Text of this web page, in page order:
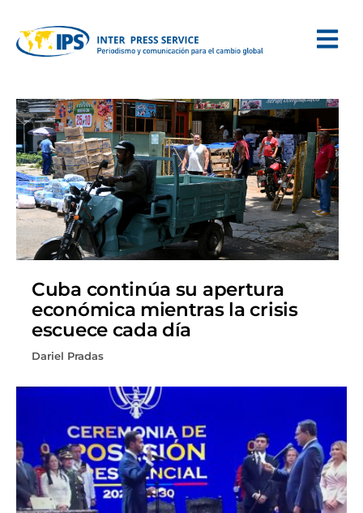
Cuba continúa su apertura
económica mientras la crisis
escuece cada día
Dariel Pradas